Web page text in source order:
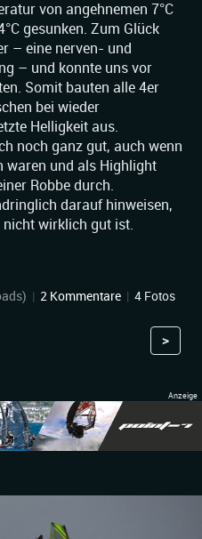
von angehnemen 7°C
gesunken. Zum Glück
– eine nerven- und
– und konnte uns vor
Somit bauten alle 4er
bei wieder
Helligkeit aus.
noch ganz gut, auch wenn
waren und als Highlight
Robbe durch.
darauf hinweisen,
nicht wirklich gut ist.
| 2 Kommentare | 4 Fotos
>